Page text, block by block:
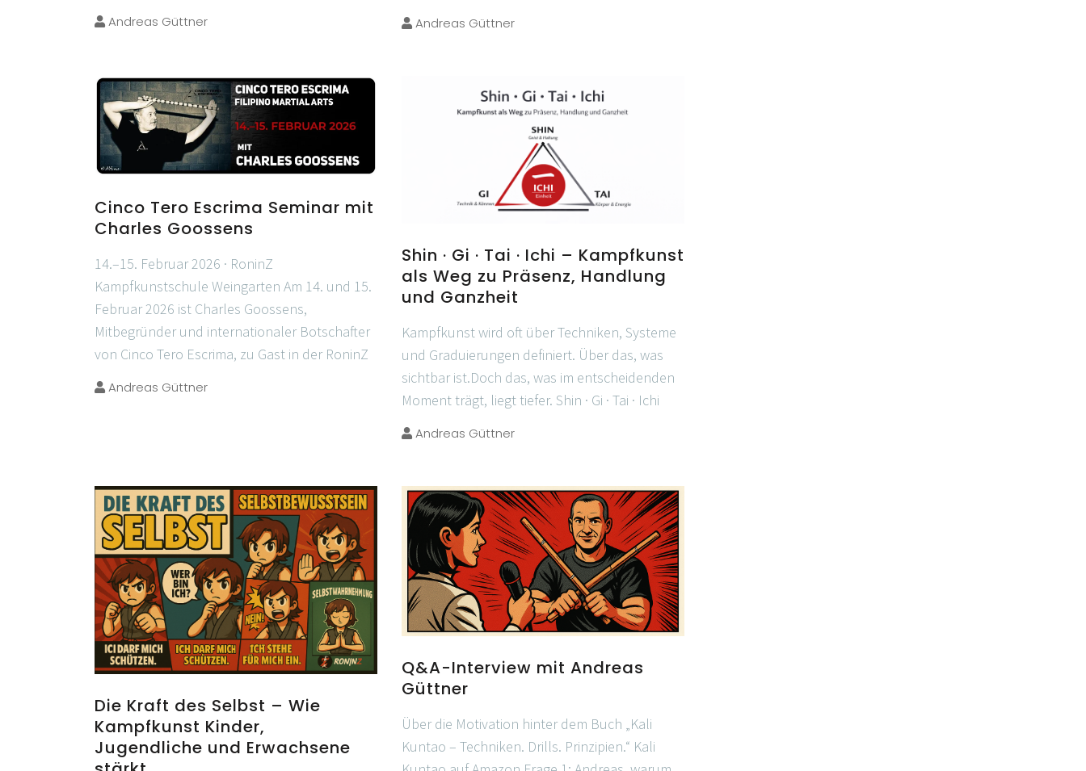
Andreas Güttner Andreas Güttner
Cinco Tero Escrima Seminar mit
Charles Goossens
14.–15. Februar 2026 · RoninZ
Kampfkunstschule Weingarten Am 14. und 15.
Februar 2026 ist Charles Goossens,
Mitbegründer und internationaler Botschafter
von Cinco Tero Escrima, zu Gast in der RoninZ
Andreas Güttner
Shin · Gi · Tai · Ichi – Kampfkunst
als Weg zu Präsenz, Handlung
und Ganzheit
Kampfkunst wird oft über Techniken, Systeme
und Graduierungen definiert. Über das, was
sichtbar ist.Doch das, was im entscheidenden
Moment trägt, liegt tiefer. Shin · Gi · Tai · Ichi
Andreas Güttner
Die Kraft des Selbst – Wie
Kampfkunst Kinder,
Jugendliche und Erwachsene
Q&A-Interview mit Andreas
Güttner
Über die Motivation hinter dem Buch „Kali
Kuntao – Techniken. Drills. Prinzipien.“ Kali